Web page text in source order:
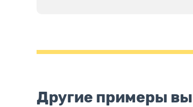
Другие примеры